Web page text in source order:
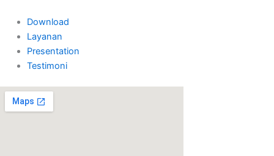
Download
Layanan
Presentation
Testimoni